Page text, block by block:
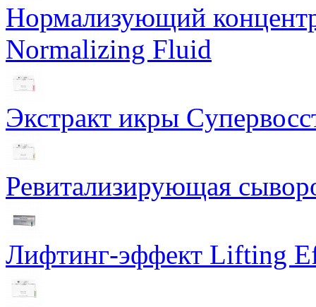
Нормализующий
Normalizing Fluid
Экстракт икры
Ревитализирующая
Лифтинг-эффект Lifting